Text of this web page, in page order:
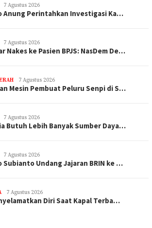
7 Agustus 2026
Anung Perintahkan Investigasi Ka…
7 Agustus 2026
Nakes ke Pasien BPJS: NasDem De…
7 Agustus 2026
Mesin Pembuat Peluru Senpi di S…
7 Agustus 2026
Butuh Lebih Banyak Sumber Daya…
7 Agustus 2026
Subianto Undang Jajaran BRIN ke …
7 Agustus 2026
Diri Saat Kapal Terba…